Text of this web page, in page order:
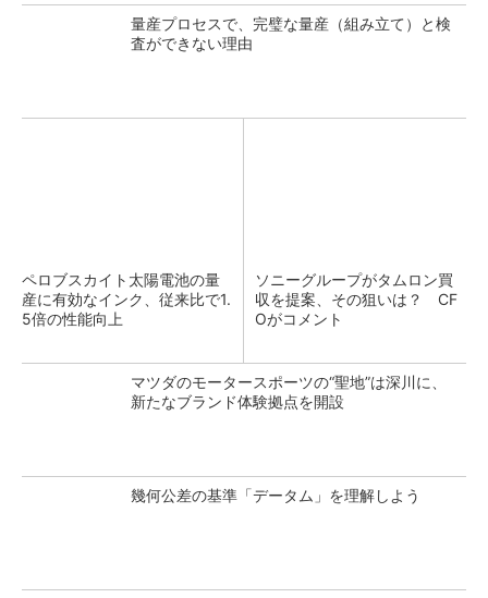
量産プロセスで、完璧な量産（組み立て）と検
査ができない理由
ペロブスカイト太陽電池の量
産に有効なインク、従来比で1.
5倍の性能向上
ソニーグループがタムロン買
収を提案、その狙いは？ CF
Oがコメント
マツダのモータースポーツの“聖地”は深川に、
新たなブランド体験拠点を開設
幾何公差の基準「データム」を理解しよう